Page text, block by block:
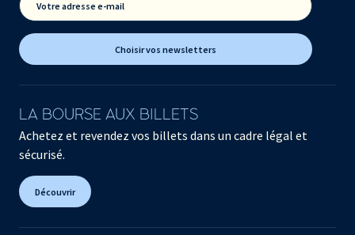
Votre adresse e-mail
Choisir vos newsletters
LA BOURSE AUX BILLETS
Achetez et revendez vos billets dans un cadre légal et
sécurisé.
Découvrir